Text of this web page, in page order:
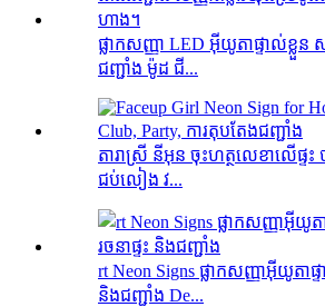
ផ្លាកសញ្ញា LED អ៊ីយូតាផ្ទាល់ខ្លួន
ជញ្ជាំង ម៉ូដ ជី...
តារាស្រី នីអុន ចុះហត្ថលេខាលើផ្ទះ
ជប់លៀង វ...
rt Neon Signs ផ្លាកសញ្ញាអ៊ីយូតាផ្
និងជញ្ជាំង De...